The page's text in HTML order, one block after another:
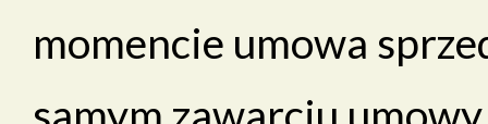
momencie umowa
samym zawarciu